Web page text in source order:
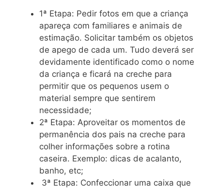
1ª Etapa: Pedir fotos em que a criança
apareça com familiares e animais de
estimação. Solicitar também os objetos
de apego de cada um. Tudo deverá ser
devidamente identificado como o nome
da criança e ficará na creche para
permitir que os pequenos usem o
material sempre que sentirem
necessidade;
2ª Etapa: Aproveitar os momentos de
permanência dos pais na creche para
colher informações sobre a rotina
caseira. Exemplo: dicas de acalanto,
banho, etc;
3ª Etapa: Confeccionar uma caixa que